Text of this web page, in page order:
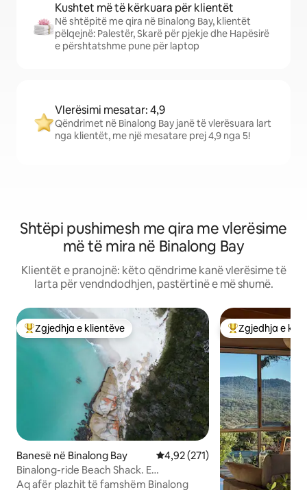
Kushtet më të kërkuara për klientët
Në shtëpitë me qira në Binalong Bay, klientët
pëlqejnë: Palestër, Skarë për pjekje dhe Hapësirë
e përshtatshme pune për laptop
Vlerësimi mesatar: 4,9
Qëndrimet në Binalong Bay janë të vlerësuara lart
nga klientët, me një mesatare prej 4,9 nga 5!
Shtëpi pushimesh me qira me vlerësime
më të mira në Binalong Bay
Klientët e pranojnë: këto qëndrime kanë vlerësime të
larta për vendndodhjen, pastërtinë e më shumë.
Më të mirat e zgjedhjeve të klientëve
Zgjedhja e klientëve
Banesë në Binalong Bay Vlerësimi mesatar 4,92 nga 5,
4,92 (271)
Binalong-ride Beach Shack. E
përshtatshme për qentë.
Aq afër plazhit të famshëm Binalong
Më të mirat e
Zgjedhja e